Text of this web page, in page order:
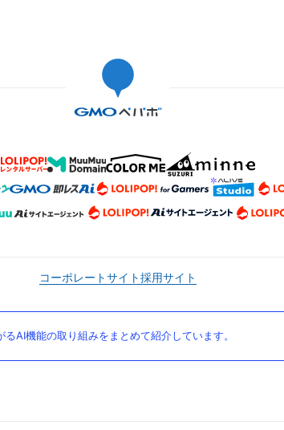
コーポレートサイト採用サイト
AI機能の取り組みをまとめて紹介しています。